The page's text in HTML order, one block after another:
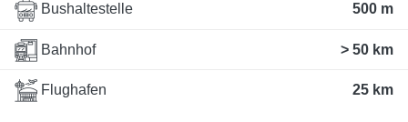
Bushaltestelle 500 m
Bahnhof > 50 km
Flughafen 25 km